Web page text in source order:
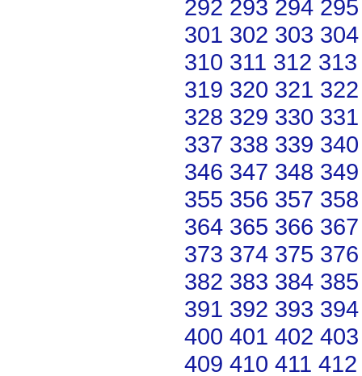
292 293 294 295
301 302 303 304
310 311 312 313
319 320 321 322
328 329 330 331
337 338 339 340
346 347 348 349
355 356 357 358
364 365 366 367
373 374 375 376
382 383 384 385
391 392 393 394
400 401 402 403
409 410 411 412